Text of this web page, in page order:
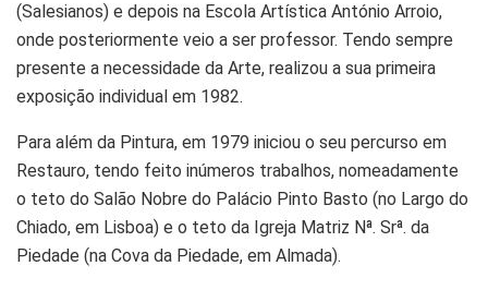
(Salesianos) e depois na Escola Artística António Arroio,
onde posteriormente veio a ser professor. Tendo sempre
presente a necessidade da Arte, realizou a sua primeira
exposição individual em 1982.
Para além da Pintura, em 1979 iniciou o seu percurso em
Restauro, tendo feito inúmeros trabalhos, nomeadamente
o teto do Salão Nobre do Palácio Pinto Basto (no Largo do
Chiado, em Lisboa) e o teto da Igreja Matriz Nª. Srª. da
Piedade (na Cova da Piedade, em Almada).